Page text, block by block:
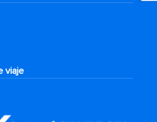
viaje